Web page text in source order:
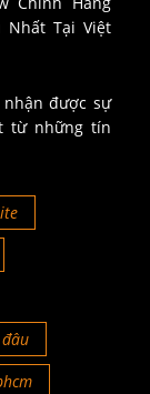
Nhất Tại Việt
được sự
từ những tín